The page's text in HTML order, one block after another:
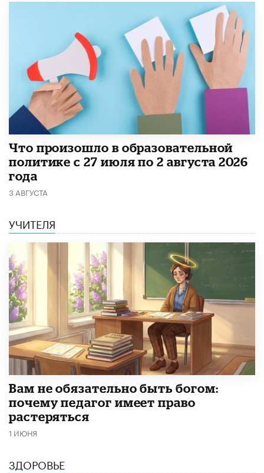
​Что произошло в образовательной
политике с 27 июля по 2 августа 2026
года
3 АВГУСТА
УЧИТЕЛЯ
​Вам не обязательно быть богом:
почему педагог имеет право
растеряться
1 ИЮНЯ
ЗДОРОВЬЕ